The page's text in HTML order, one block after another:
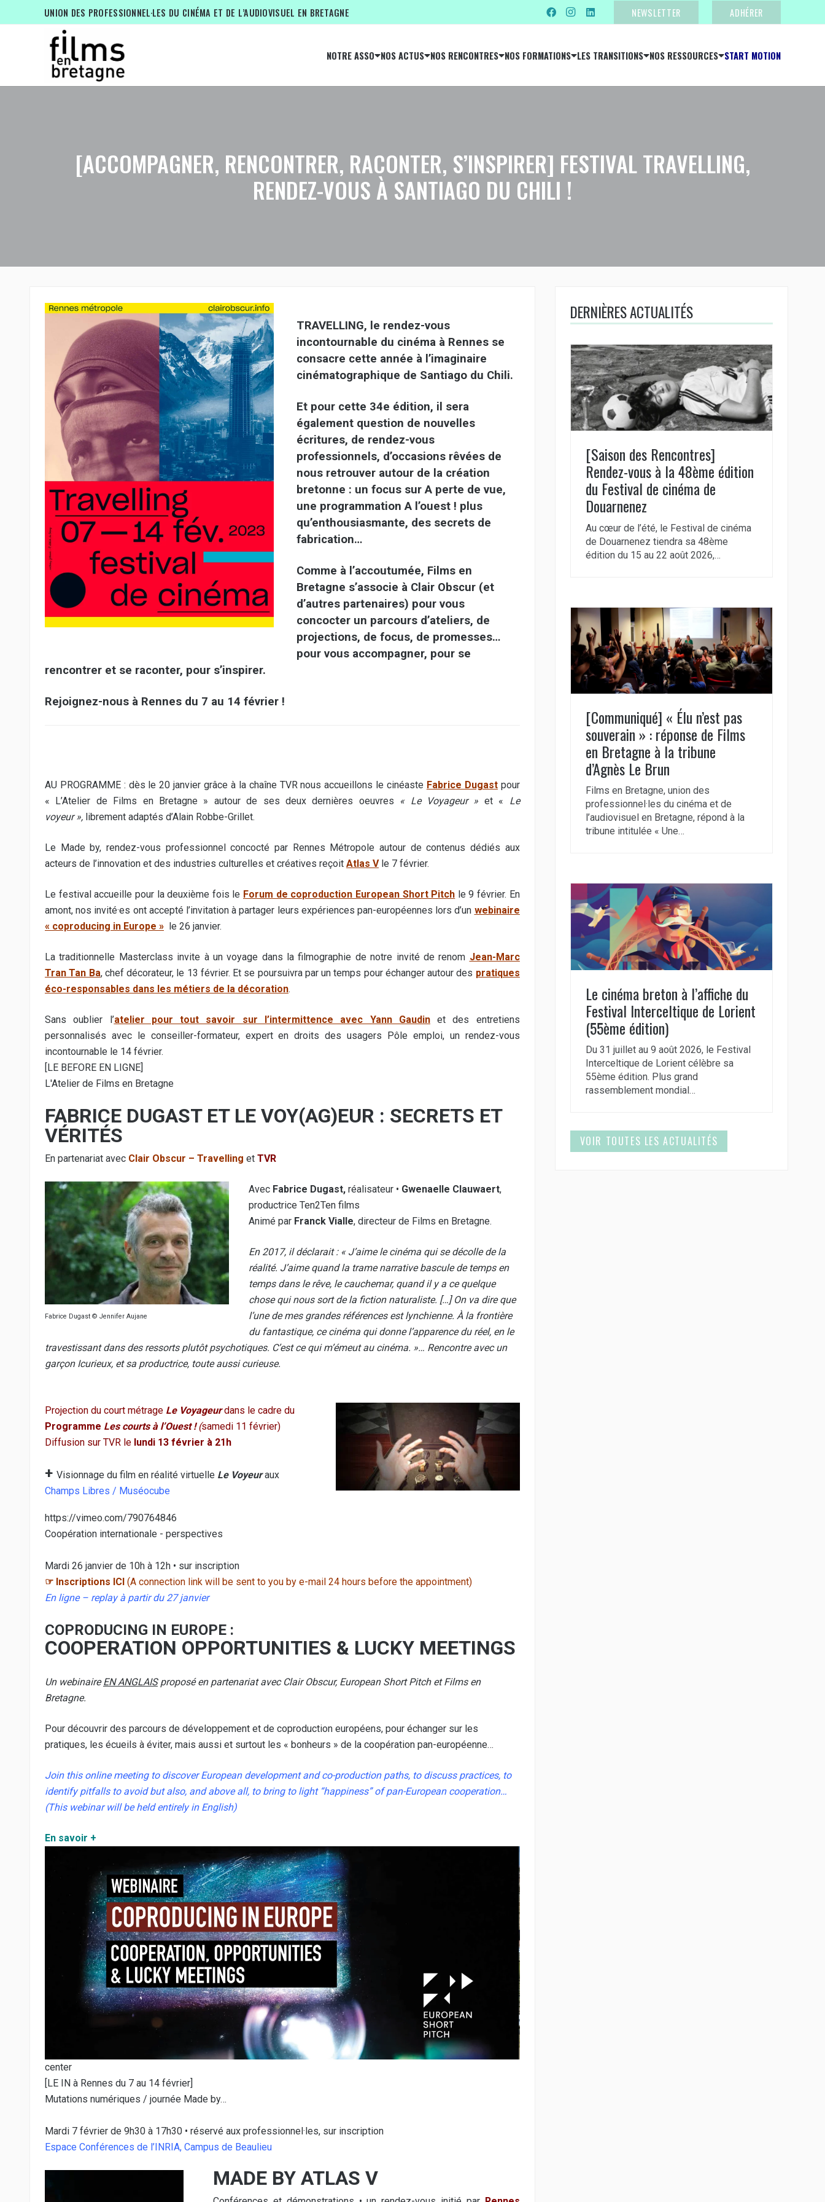
UNION DES PROFESSIONNEL·LES DU CINÉMA ET DE L’AUDIOVISUEL EN BRETAGNE NEWSLETTER ADHÉRER
NOTRE ASSO NOS ACTUS NOS RENCONTRES NOS FORMATIONS LES TRANSITIONS NOS RESSOURCES START MOTION
[ACCOMPAGNER, RENCONTRER, RACONTER, S’INSPIRER] FESTIVAL TRAVELLING,
RENDEZ-VOUS À SANTIAGO DU CHILI !
TRAVELLING, le rendez-vous
incontournable du cinéma à Rennes se
consacre cette année à l’imaginaire
cinématographique de Santiago du Chili.
Et pour cette 34e édition, il sera
également question de nouvelles
écritures, de rendez-vous
professionnels, d’occasions rêvées de
nous retrouver autour de la création
bretonne : un focus sur A perte de vue,
une programmation A l’ouest ! plus
qu’enthousiasmante, des secrets de
fabrication…
Comme à l’accoutumée, Films en
Bretagne s’associe à Clair Obscur (et
d’autres partenaires) pour vous
concocter un parcours d’ateliers, de
projections, de focus, de promesses…
pour vous accompagner, pour se
rencontrer et se raconter, pour s’inspirer.
Rejoignez-nous à Rennes du 7 au 14 février !
AU PROGRAMME : dès le 20 janvier grâce à la chaîne TVR nous accueillons le cinéaste Fabrice Dugastpour
« L’Atelier de Films en Bretagne » autour de ses deux dernières oeuvres « Le Voyageur » et « Le
voyeur », librement adaptés d’Alain Robbe-Grillet.
Le Made by, rendez-vous professionnel concocté par Rennes Métropole autour de contenus dédiés aux
acteurs de l’innovation et des industries culturelles et créatives reçoit Atlas Vle 7 février.
Le festival accueille pour la deuxième fois le Forum de coproduction European Short Pitch le 9 février. En
amont, nos invité·es ont accepté l’invitation à partager leurs expériences pan-européennes lors d’un webinaire
« coproducing in Europe » le 26 janvier.
La traditionnelle Masterclass invite à un voyage dans la filmographie de notre invité de renom Jean-Marc
Tran Tan Ba, chef décorateur, le 13 février. Et se poursuivra par un temps pour échanger autour des pratiques
éco-responsables dans les métiers de la décoration.
Sans oublier l’atelier pour tout savoir sur l’intermittence avec Yann Gaudinet des entretiens
personnalisés avec le conseiller-formateur, expert en droits des usagers Pôle emploi, un rendez-vous
incontournable le 14 février.
[LE BEFORE EN LIGNE]
L'Atelier de Films en Bretagne
FABRICE DUGAST ET LE VOY(AG)EUR : SECRETS ET
VÉRITÉS
En partenariat avec Clair Obscur – Travelling et TVR
Fabrice Dugast © Jennifer Aujane
Avec Fabrice Dugast, réalisateur • Gwenaelle Clauwaert,
productrice Ten2Ten films
Animé par Franck Vialle, directeur de Films en Bretagne.
En 2017, il déclarait : « J’aime le cinéma qui se décolle de la
réalité. J’aime quand la trame narrative bascule de temps en
temps dans le rêve, le cauchemar, quand il y a ce quelque
chose qui nous sort de la fiction naturaliste. […] On va dire que
l’une de mes grandes références est lynchienne. À la frontière
du fantastique, ce cinéma qui donne l’apparence du réel, en le
travestissant dans des ressorts plutôt psychotiques. C’est ce qui m’émeut au cinéma. »… Rencontre avec un
garçon Icurieux, et sa productrice, toute aussi curieuse.
Projection du court métrage Le Voyageur dans le cadre du
Programme Les courts à l’Ouest !(samedi 11 février)
Diffusion sur TVR le lundi 13 février à 21h
+ Visionnage du film en réalité virtuelle Le Voyeuraux
Champs Libres / Muséocube
https://vimeo.com/790764846
Coopération internationale - perspectives
Mardi 26 janvier de 10h à 12h • sur inscription
☞ Inscriptions ICI (A connection link will be sent to you by e-mail 24 hours before the appointment)
En ligne – replay à partir du 27 janvier
COPRODUCING IN EUROPE :
COOPERATION OPPORTUNITIES & LUCKY MEETINGS
Un webinaireEN ANGLAISproposé en partenariat avec Clair Obscur, European Short Pitch et Films en
Bretagne.
Pour découvrir des parcours de développement et de coproduction européens, pour échanger sur les
pratiques, les écueils à éviter, mais aussi et surtout les « bonheurs » de la coopération pan-européenne…
Join this online meeting to discover European development and co-production paths, to discuss practices, to
identify pitfalls to avoid but also, and above all, to bring to light “happiness” of pan-European cooperation…
(This webinar will be held entirely in English)
En savoir +
center
[LE IN à Rennes du 7 au 14 février]
Mutations numériques / journée Made by…
Mardi 7 février de 9h30 à 17h30 • réservé aux professionnel·les, sur inscription
Espace Conférences de l’INRIA, Campus de Beaulieu
MADE BY ATLAS V
DERNIÈRES ACTUALITÉS
[Saison des Rencontres]
Rendez-vous à la 48ème édition
du Festival de cinéma de
Douarnenez
Au cœur de l’été, le Festival de cinéma
de Douarnenez tiendra sa 48ème
édition du 15 au 22 août 2026,…
[Communiqué] « Élu n’est pas
souverain » : réponse de Films
en Bretagne à la tribune
d’Agnès Le Brun
Films en Bretagne, union des
professionnel·les du cinéma et de
l’audiovisuel en Bretagne, répond à la
tribune intitulée « Une…
Le cinéma breton à l’affiche du
Festival Interceltique de Lorient
(55ème édition)
Du 31 juillet au 9 août 2026, le Festival
Interceltique de Lorient célèbre sa
55ème édition. Plus grand
rassemblement mondial…
VOIR TOUTES LES ACTUALITÉS